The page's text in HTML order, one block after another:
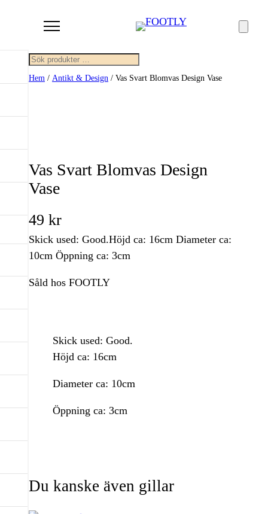
Sök
Hem / Antikt & Design / Vas Svart Blomvas Design Vase
Vas Svart Blomvas Design
Vase
49 kr
Skick used: Good.Höjd ca: 16cm Diameter ca:
10cm Öppning ca: 3cm
Såld hos FOOTLY
Skick used: Good.
Höjd ca: 16cm
Diameter ca: 10cm
Öppning ca: 3cm
Du kanske även gillar